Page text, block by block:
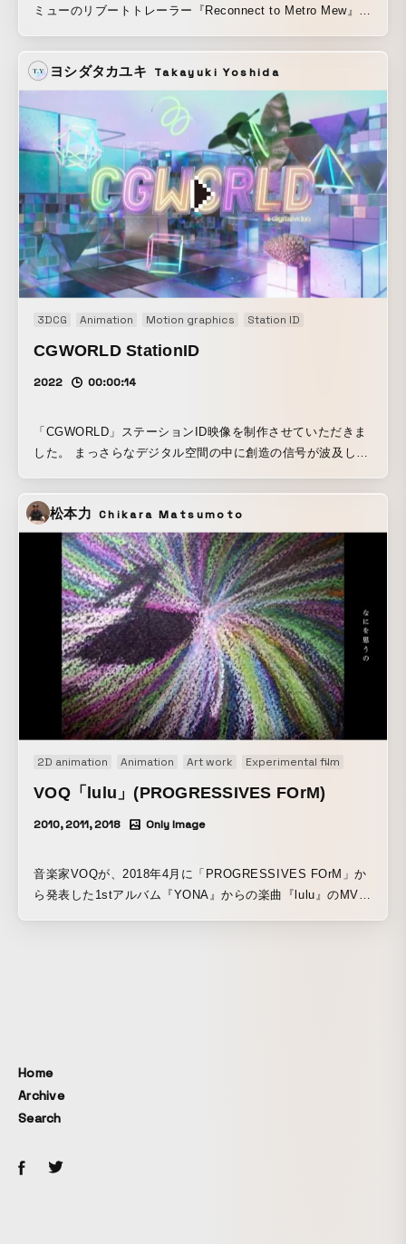
ミューのリブートトレーラー『Reconnect to Metro Mew』の
トで描くことで、見る人に感動とメトロミューとのつながり
を実感してもらうように意図している。 監督としては、絵コ
ンテ、コンセプトアート、アニメーション、コンポジットに
至るまで、チームの緊密な連携と合意、そして方向性の明確
化が最も重要なポイントになった。
ヨシダタカユキ Takayuki Yoshida
3DCG Animation Motion graphics Station ID
CGWORLD StationID
2022 00:00:14
「CGWORLD」ステーションID映像を制作させていただきま
した。 まっさらなデジタル空間の中に創造の信号が波及し、
ユニークな空間を構築していく、という構成で、自由で多彩
な表現を実現させるコンピューターグラフィックスの世界観
を映像化しました。 CG制作者には馴染み深い立方体や多面
体といったプリミティブオブジェクト風のネオンオブジェな
どをアクセントとして登場させています。 この映像は日本国
内最大級のCGカンファレンスイベント「CGWORLD 2022 ク
リエイティブカンファレンス」にて初公開されました。 I
created an station ID video for the CGWORLD (One of the
largest CG media in Japan). I expressed the world of CG,
which realizes a variety of expressions from within a pure
digital space. Neon objects in the style of primitive objects
such as cubes and polyhedrons, which are familiar to CG
creators, appear as accents. This video was first shown at
CGWORLD 2022 Creative Conference, one of the largest
CG conference events in Japan.
松本力 Chikara Matsumoto
2D animation Animation Art work Experimental film
VOQ「lulu」(PROGRESSIVES FOrM)
2010, 2011, 2018 Only Image
音楽家VOQが、2018年4月に「PROGRESSIVES FOrM」か
ら発表した1stアルバム『YONA』からの楽曲『lulu』のMVと
て短篇映画『終わりを照らすもの』として公開する予定で
す。
Home
Archive
Search